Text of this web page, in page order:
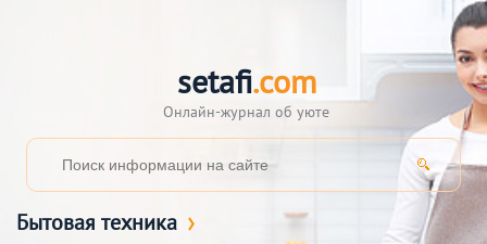
setafi.com
Онлайн-журнал об уюте
Бытовая техника